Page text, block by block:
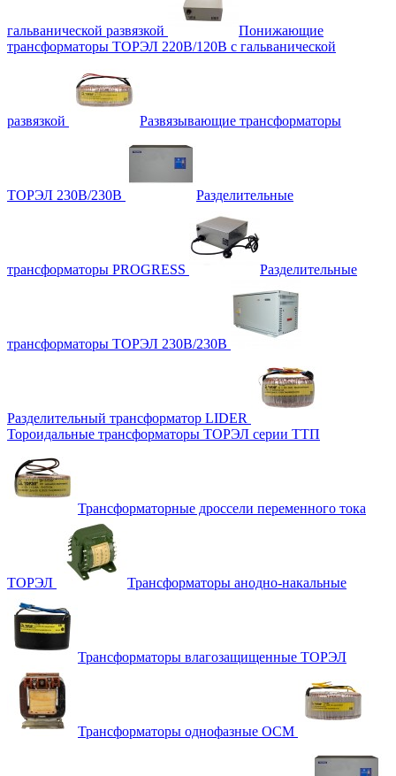
гальванической развязкой
Понижающие
трансформаторы ТОРЭЛ 220В/120В с гальванической
развязкой Развязывающие трансформаторы
ТОРЭЛ 230В/230В Разделительные
трансформаторы PROGRESS Разделительные
трансформаторы ТОРЭЛ 230В/230В
Разделительный трансформатор LIDER
Тороидальные трансформаторы ТОРЭЛ серии ТТП
Трансформаторные дроссели переменного тока
ТОРЭЛ Трансформаторы анодно-накальные
Трансформаторы влагозащищенные ТОРЭЛ
Трансформаторы однофазные ОСМ